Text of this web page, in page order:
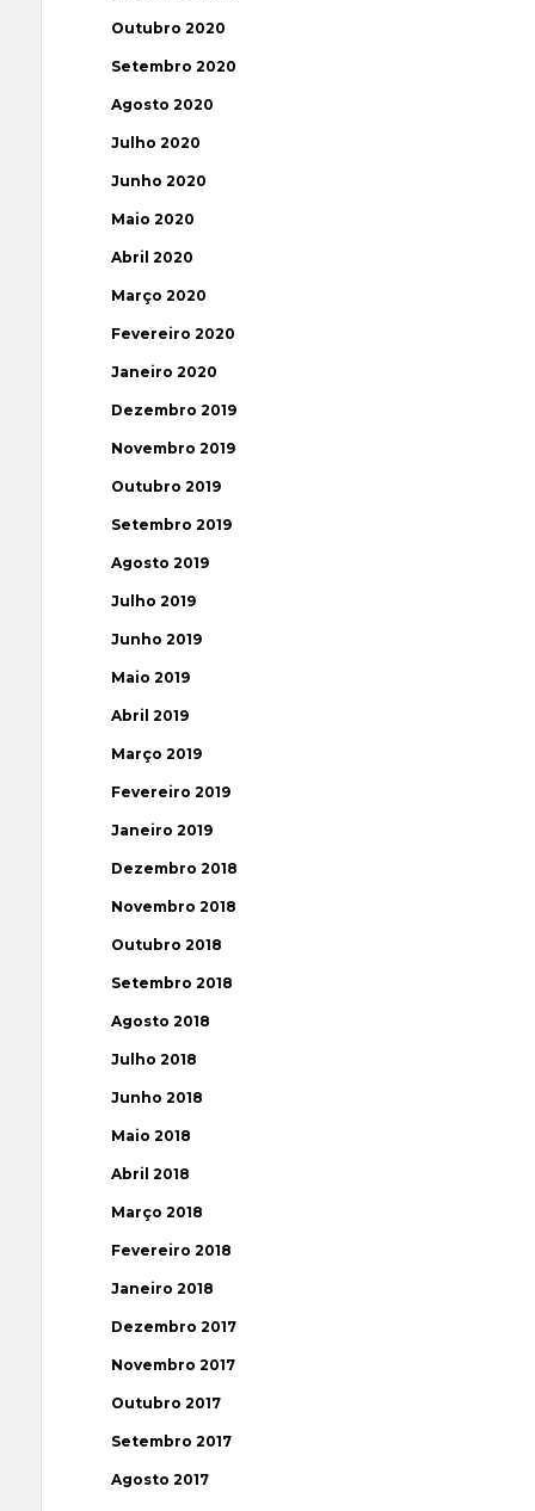
Outubro 2020
Setembro 2020
Agosto 2020
Julho 2020
Junho 2020
Maio 2020
Abril 2020
Março 2020
Fevereiro 2020
Janeiro 2020
Dezembro 2019
Novembro 2019
Outubro 2019
Setembro 2019
Agosto 2019
Julho 2019
Junho 2019
Maio 2019
Abril 2019
Março 2019
Fevereiro 2019
Janeiro 2019
Dezembro 2018
Novembro 2018
Outubro 2018
Setembro 2018
Agosto 2018
Julho 2018
Junho 2018
Maio 2018
Abril 2018
Março 2018
Fevereiro 2018
Janeiro 2018
Dezembro 2017
Novembro 2017
Outubro 2017
Setembro 2017
Agosto 2017